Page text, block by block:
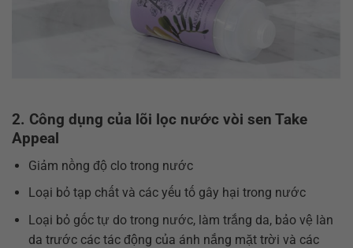
2. Công dụng của lõi lọc nước vòi sen Take
Appeal
Giảm nồng độ clo trong nước
Loại bỏ tạp chất và các yếu tố gây hại trong nước
Loại bỏ gốc tự do trong nước, làm trắng da, bảo vệ làn
da trước các tác động của ánh nắng mặt trời và các